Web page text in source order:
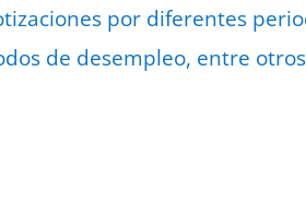
por diferentes
de desempleo, entre